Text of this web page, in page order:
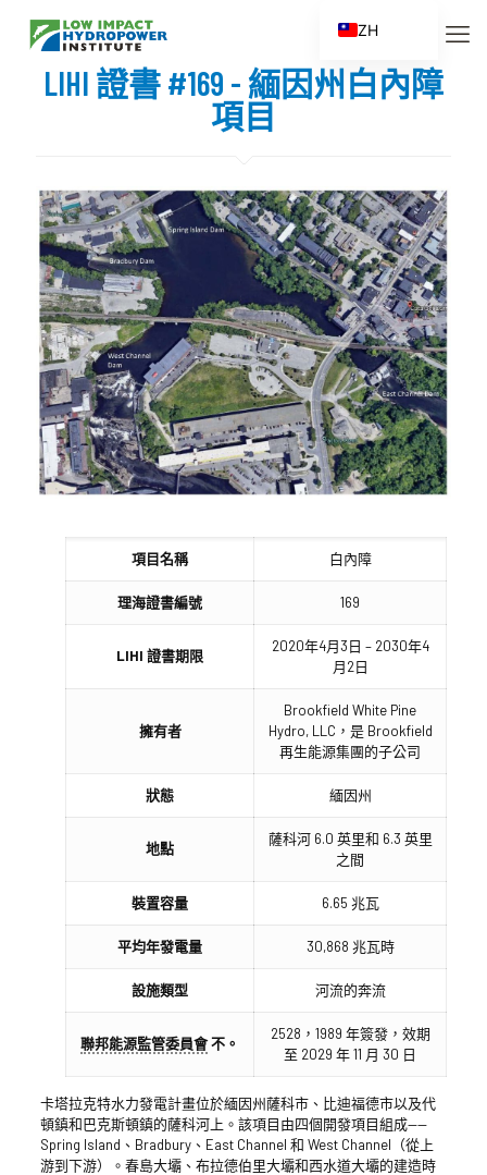
LIHI 證書 #169 - 緬因州白內障
項目
項目名稱 白內障
理海證書編號 169
LIHI 證書期限
2020年4月3日 – 2030年4
月2日
擁有者
Brookfield White Pine
Hydro, LLC，是 Brookfield
再生能源集團的子公司
狀態 緬因州
地點
薩科河 6.0 英里和 6.3 英里
之間
裝置容量 6.65 兆瓦
平均年發電量 30,868 兆瓦時
設施類型 河流的奔流
聯邦能源監管委員會不。
2528，1989 年簽發，效期
至 2029 年 11 月 30 日
卡塔拉克特水力發電計畫位於緬因州薩科市、比迪福德市以及代
頓鎮和巴克斯頓鎮的薩科河上。該項目由四個開發項目組成——
Spring Island、Bradbury、East Channel 和 West Channel（從上
游到下游）。春島大壩、布拉德伯里大壩和西水道大壩的建造時
ZH
EN
ES